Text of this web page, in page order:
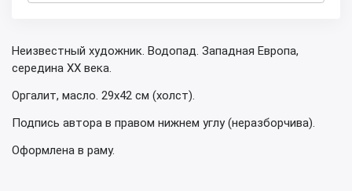
Неизвестный художник. Водопад. Западная Европа,
середина XX века.
Оргалит, масло. 29х42 см (холст).
Подпись автора в правом нижнем углу (неразборчива).
Оформлена в раму.